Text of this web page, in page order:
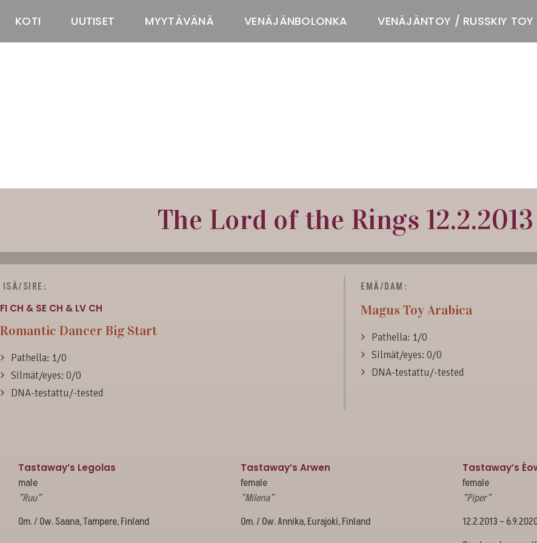
KOTI UUTISET MYYTÄVÄNÄ VENÄJÄNBOLONKA VENÄJÄNTOY / RUSSKIY TOY
The Lord of the Rings 12.2.2013
ISÄ/SIRE:
FI CH & SE CH & LV CH
Romantic Dancer Big Start
Pathella: 1/0
Silmät/eyes: 0/0
DNA-testattu/-tested
EMÄ/DAM:
Magus Toy Arabica
Pathella: 1/0
Silmät/eyes: 0/0
DNA-testattu/-tested
Tastaway’s Legolas
male
”Ruu”
Om. / Ow. Saana, Tampere, Finland
Tastaway’s Arwen
female
”Milena”
Om. / Ow. Annika, Eurajoki, Finland
Tastaway’s
female
”Piper”
12.2.2013 –